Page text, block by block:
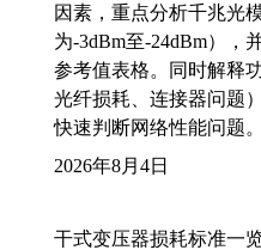
因素，重点分析千兆光
为-3dBm至-24dBm），
参考值表格。同时解释
光纤损耗、连接器问题
快速判断网络性能问题。
2026年8月4日
干式变压器损耗标准一